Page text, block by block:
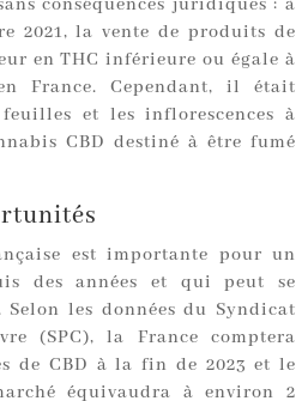
conséquences juridiques : à
2021, la vente de produits de
en THC inférieure ou égale à
France. Cependant, il était
et les inflorescences à
CBD destiné à être fumé
est importante pour un
des années et qui peut se
les données du Syndicat
(SPC), la France comptera
de CBD à la fin de 2023 et le
équivaudra à environ 2